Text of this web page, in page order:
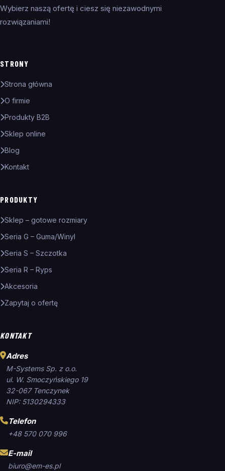
Wybierz naszą ofertę i ciesz się niezawodnymi
rozwiązaniami!
STRONY
Strona główna
O firmie
Produkty B2B
Sklep online
Blog
Kontakt
PRODUKTY
Sklep – gotowe rozmiary
Seria G – Guma/Winyl
Seria S – Szczotka
Seria R – Ryps
Akcesoria
Zapytaj o ofertę
KONTAKT
Adres
M-Systems Sp. z o.o.
ul. W. Smoczyńskiego 19
32-067 Tenczynek
NIP: 5130294333
Telefon
+48 570 070 996
E-mail
biuro@em-es.pl